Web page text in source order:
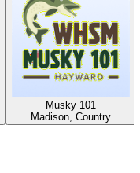
Musky 101
Madison, Country